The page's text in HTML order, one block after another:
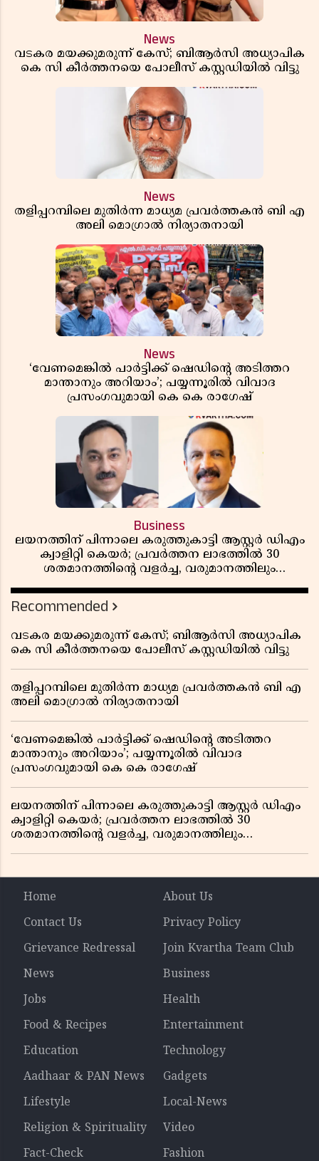
News
വടകര മയക്കുമരുന്ന് കേസ്; ബിആർസി അധ്യാപിക
കെ സി കീർത്തനയെ പോലീസ് കസ്റ്റഡിയിൽ വിട്ടു
News
തളിപ്പറമ്പിലെ മുതിർന്ന മാധ്യമ പ്രവർത്തകൻ ബി എ
അലി മൊഗ്രാൽ നിര്യാതനായി
News
‘വേണമെങ്കിൽ പാർട്ടിക്ക് ഷെഡിൻ്റെ അടിത്തറ
മാന്താനും അറിയാം’; പയ്യന്നൂരിൽ വിവാദ
പ്രസംഗവുമായി കെ കെ രാഗേഷ്
Business
ലയനത്തിന് പിന്നാലെ കരുത്തുകാട്ടി ആസ്റ്റർ ഡിഎം
ക്വാളിറ്റി കെയർ; പ്രവർത്തന ലാഭത്തിൽ 30
ശതമാനത്തിൻ്റെ വളർച്ച, വരുമാനത്തിലും
റിപ്പോർട്ട് പുറത്ത്
Recommended
വടകര മയക്കുമരുന്ന് കേസ്; ബിആർസി അധ്യാപിക
കെ സി കീർത്തനയെ പോലീസ് കസ്റ്റഡിയിൽ വിട്ടു
തളിപ്പറമ്പിലെ മുതിർന്ന മാധ്യമ പ്രവർത്തകൻ ബി എ
അലി മൊഗ്രാൽ നിര്യാതനായി
‘വേണമെങ്കിൽ പാർട്ടിക്ക് ഷെഡിൻ്റെ അടിത്തറ
മാന്താനും അറിയാം’; പയ്യന്നൂരിൽ വിവാദ
പ്രസംഗവുമായി കെ കെ രാഗേഷ്
ലയനത്തിന് പിന്നാലെ കരുത്തുകാട്ടി ആസ്റ്റർ ഡിഎം
ക്വാളിറ്റി കെയർ; പ്രവർത്തന ലാഭത്തിൽ 30
ശതമാനത്തിൻ്റെ വളർച്ച, വരുമാനത്തിലും
Home
About Us
Contact Us
Privacy Policy
Grievance Redressal
Join Kvartha Team Club
News
Business
Jobs
Health
Food & Recipes
Entertainment
Education
Technology
Aadhaar & PAN News
Gadgets
Lifestyle
Local-News
Religion & Spirituality
Video
Fact-Check
Fashion